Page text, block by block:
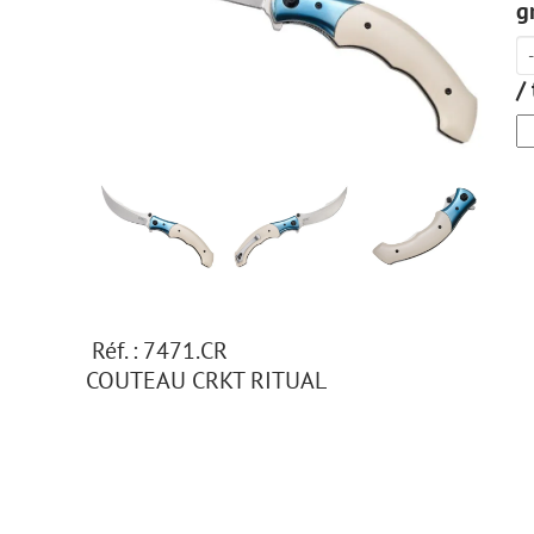
/
Réf. : 7471.CR
COUTEAU CRKT RITUAL